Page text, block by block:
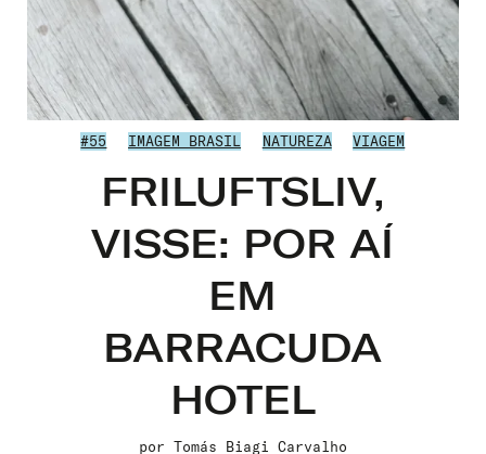
#55 IMAGEM BRASIL NATUREZA VIAGEM
FRILUFTSLIV,
VISSE: POR AÍ
EM
BARRACUDA
HOTEL
por Tomás Biagi Carvalho